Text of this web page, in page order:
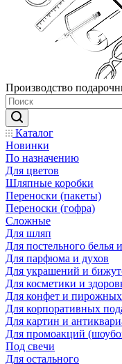
Производство
Каталог
Новинки
По назначению
Для цветов
Шляпные коробки
Переноски (пакеты)
Переноски (гофра)
Сложные
Для шляп
Для постельного белья
Для парфюма и духов
Для украшений и
Для косметики и
Для конфет и пирожных
Для корпоративных
Для картин и
Для промоакций
Под свечи
Для остального